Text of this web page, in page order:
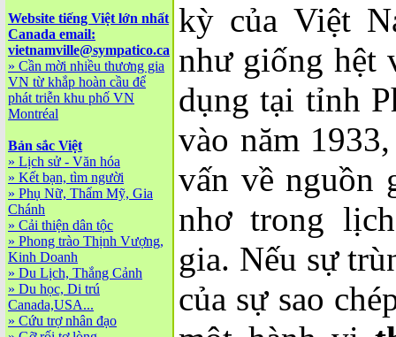
Website tiếng Việt lớn nhất
Canada email:
vietnamville@sympatico.ca
» Cần mời nhiều thương gia
VN từ khắp hoàn cầu để
phát triễn khu phố VN
Montréal
Bản sắc Việt
» Lịch sử - Văn hóa
» Kết bạn, tìm người
» Phụ Nữ, Thẩm Mỹ, Gia
Chánh
» Cải thiện dân tộc
» Phong trào Thịnh Vượng,
Kinh Doanh
» Du Lịch, Thắng Cảnh
» Du học, Di trú
Canada,USA...
» Cứu trợ nhân đạo
kỳ của Việt
như giống hệt
dụng tại tỉnh
vào năm
vấn về nguồn
nhơ trong
gia. Nếu sự
của sự sao